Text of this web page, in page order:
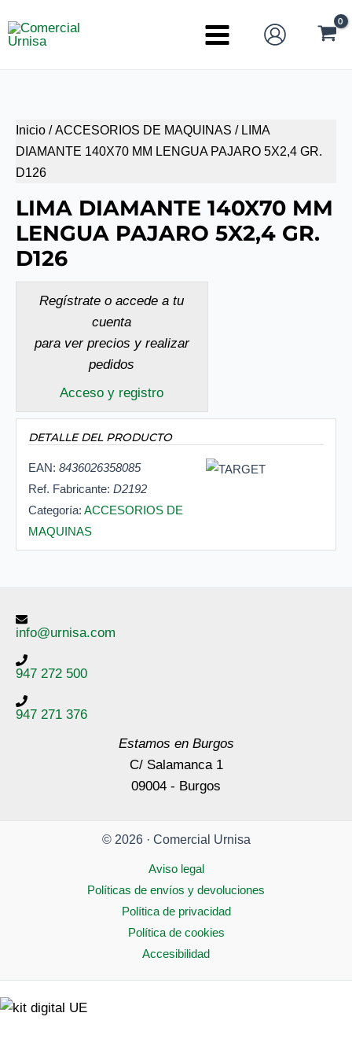
al
Main
Inicio /ACCESORIOS DE MAQUINAS / LIMA
DIAMANTE 140X70 MM LENGUA PAJARO 5X2,4 GR.
D126
LIMA DIAMANTE 140X70 MM
LENGUA PAJARO 5X2,4 GR.
D126
Regístrate o accede a tu
cuenta
para ver precios y realizar
pedidos
Acceso y registro
DETALLE DEL PRODUCTO
EAN: 8436026358085
Ref. Fabricante: D2192
Categoría: ACCESORIOS DE
MAQUINAS
info@urnisa.com
947 272 500
947 271 376
Estamos en Burgos
C/ Salamanca 1
09004 - Burgos
© 2026 · Comercial Urnisa
Aviso legal
Políticas de envíos y devoluciones
Política de privacidad
Política de cookies
Accesibilidad